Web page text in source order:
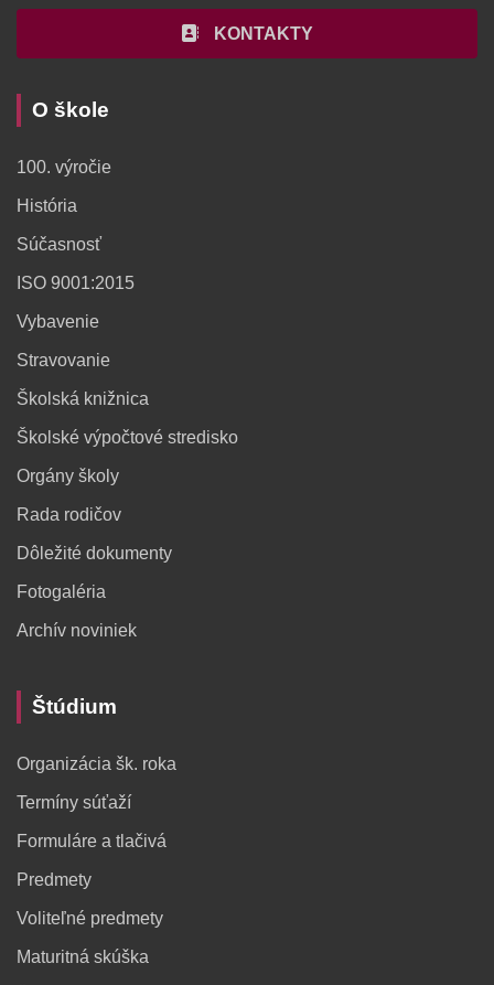
KONTAKTY
O škole
100. výročie
História
Súčasnosť
ISO 9001:2015
Vybavenie
Stravovanie
Školská knižnica
Školské výpočtové stredisko
Orgány školy
Rada rodičov
Dôležité dokumenty
Fotogaléria
Archív noviniek
Štúdium
Organizácia šk. roka
Termíny súťaží
Formuláre a tlačivá
Predmety
Voliteľné predmety
Maturitná skúška